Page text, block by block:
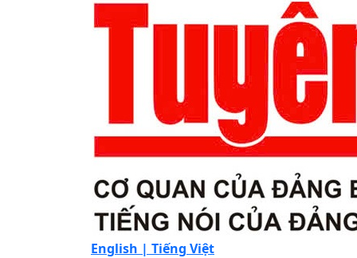
English | Tiếng Việt